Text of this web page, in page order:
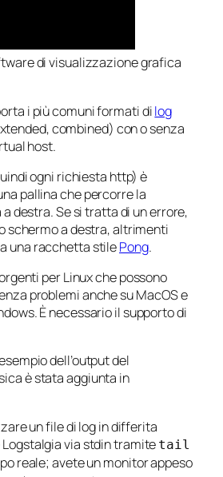
di visualizzazione grafica
i più comuni formati dilog
combined) con o senza
host.
ogni richiesta http) è
pallina che percorre la
destra. Se si tratta di un errore,
schermo a destra, altrimenti
una racchetta stilePong.
per Linux che possono
problemi anche su MacOS e
È necessario il supporto di
dell’output del
è stata aggiunta in
un file di log in differita
via stdin tramite tail
reale; avete un monitor appeso